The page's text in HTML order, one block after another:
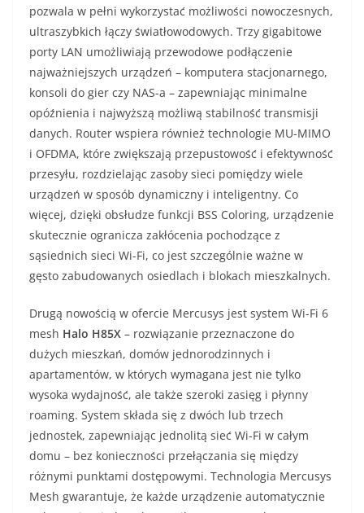
pozwala w pełni wykorzystać możliwości nowoczesnych,
ultraszybkich łączy światłowodowych. Trzy gigabitowe
porty LAN umożliwiają przewodowe podłączenie
najważniejszych urządzeń – komputera stacjonarnego,
konsoli do gier czy NAS-a – zapewniając minimalne
opóźnienia i najwyższą możliwą stabilność transmisji
danych. Router wspiera również technologie MU-MIMO
i OFDMA, które zwiększają przepustowość i efektywność
przesyłu, rozdzielając zasoby sieci pomiędzy wiele
urządzeń w sposób dynamiczny i inteligentny. Co
więcej, dzięki obsłudze funkcji BSS Coloring, urządzenie
skutecznie ogranicza zakłócenia pochodzące z
sąsiednich sieci Wi-Fi, co jest szczególnie ważne w
gęsto zabudowanych osiedlach i blokach mieszkalnych.
Drugą nowością w ofercie Mercusys jest system Wi-Fi 6
mesh Halo H85X – rozwiązanie przeznaczone do
dużych mieszkań, domów jednorodzinnych i
apartamentów, w których wymagana jest nie tylko
wysoka wydajność, ale także szeroki zasięg i płynny
roaming. System składa się z dwóch lub trzech
jednostek, zapewniając jednolitą sieć Wi-Fi w całym
domu – bez konieczności przełączania się między
różnymi punktami dostępowymi. Technologia Mercusys
Mesh gwarantuje, że każde urządzenie automatycznie